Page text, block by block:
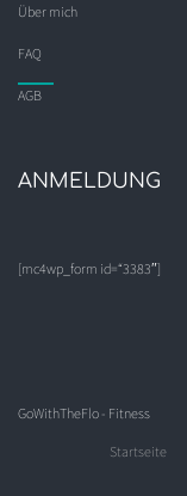
Über mich
FAQ
AGB
ANMELDUNG
[mc4wp_form id=“3383″]
GoWithTheFlo - Fitness
Startseite